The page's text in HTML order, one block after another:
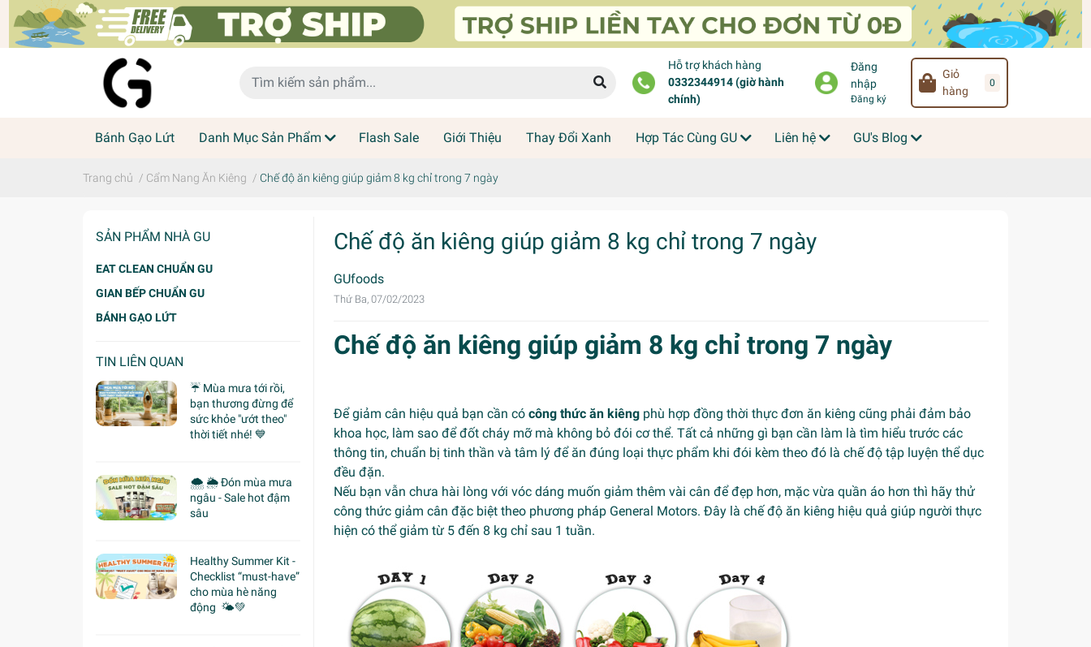
Hỗ trợ khách hàng
0332344914 (giờ hành
chính)
Đăng
nhập
Đăng ký
Giỏ
hàng
0
Bánh Gạo Lứt Danh Mục Sản Phẩm Flash Sale Giới Thiệu Thay Đổi Xanh Hợp Tác Cùng GU Liên hệ GU's Blog
Trang chủ / Cẩm Nang Ăn Kiêng / Chế độ ăn kiêng giúp giảm 8 kg chỉ trong 7 ngày
SẢN PHẨM NHÀ GU
EAT CLEAN CHUẨN GU
GIAN BẾP CHUẨN GU
BÁNH GẠO LỨT
TIN LIÊN QUAN
☔ Mùa mưa tới rồi,
bạn thương đừng để
sức khỏe "ướt theo"
thời tiết nhé! 💙
🌨 🌦 Đón mùa mưa
ngâu - Sale hot đậm
sâu
Healthy Summer Kit -
Checklist “must-have”
cho mùa hè năng
động 🌤️💚
Chế độ ăn kiêng giúp giảm 8 kg chỉ trong 7 ngày
GUfoods
Thứ Ba, 07/02/2023
Chế độ ăn kiêng giúp giảm 8 kg chỉ trong 7 ngày
Để giảm cân hiệu quả bạn cần có công thức ăn kiêng phù hợp đồng thời thực đơn ăn kiêng cũng phải đảm bảo
khoa học, làm sao để đốt cháy mỡ mà không bỏ đói cơ thể. Tất cả những gì bạn cần làm là tìm hiểu trước các
thông tin, chuẩn bị tinh thần và tâm lý để ăn đúng loại thực phẩm khi đói kèm theo đó là chế độ tập luyện thể dục
đều đặn.
Nếu bạn vẫn chưa hài lòng với vóc dáng muốn giảm thêm vài cân để đẹp hơn, mặc vừa quần áo hơn thì hãy thử
công thức giảm cân đặc biệt theo phương pháp General Motors. Đây là chế độ ăn kiêng hiệu quả giúp người thực
hiện có thể giảm từ 5 đến 8 kg chỉ sau 1 tuần.